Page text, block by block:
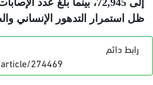
ظل استمرار التدهور الإنساني
رابط دائم
274469